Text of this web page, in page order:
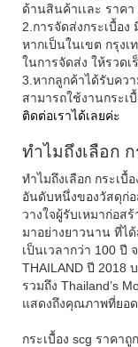
ด้านสินค้าเเละ ราค
2.การจัดส่งกระเบื้อง
หากเป็นในเขต กรุง
ในการจัดส่ง ให้รวดเ
3.หากลูกค้าได้รับคว
สามารถใช้งานกระเ
ติดต่อเราได้เลยค่ะ
ทำไมถึงเลือก
ทำไมถึงเลือก กระเบื้
อันดับหนึ่งของวัสดุก่อ
วางใจผู้รับเหมาก่อส
มาอย่างยาวนาน ที่ไ
เป็นเวลากว่า 100 ปี
THAILAND ปี 2018
รวมถึง Thailand’s
แสดงถึงคุณภาพที่ยอ
กระเบื้อง scg ราคาถูก